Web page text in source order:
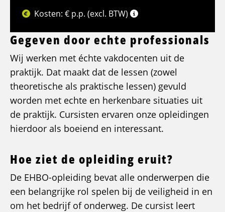
Kosten: € p.p. (excl. BTW)
Gegeven door echte professionals
Wij werken met échte vakdocenten uit de
praktijk. Dat maakt dat de lessen (zowel
theoretische als praktische lessen) gevuld
worden met echte en herkenbare situaties uit
de praktijk. Cursisten ervaren onze opleidingen
hierdoor als boeiend en interessant.
Hoe ziet de opleiding eruit?
De EHBO-opleiding bevat alle onderwerpen die
een belangrijke rol spelen bij de veiligheid in en
om het bedrijf of onderweg. De cursist leert